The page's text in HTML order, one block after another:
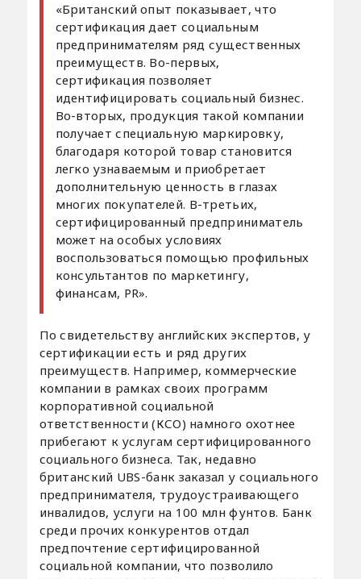
«Британский опыт показывает, что
сертификация дает социальным
предпринимателям ряд существенных
преимуществ. Во-первых,
сертификация позволяет
идентифицировать социальный бизнес.
Во-вторых, продукция такой компании
получает специальную маркировку,
благодаря которой товар становится
легко узнаваемым и приобретает
дополнительную ценность в глазах
многих покупателей. В-третьих,
сертифицированный предприниматель
может на особых условиях
воспользоваться помощью профильных
консультантов по маркетингу,
финансам, PR».
По свидетельству английских экспертов, у
сертификации есть и ряд других
преимуществ. Например, коммерческие
компании в рамках своих программ
корпоративной социальной
ответственности (КСО) намного охотнее
прибегают к услугам сертифицированного
социального бизнеса. Так, недавно
британский UBS-банк заказал у социального
предпринимателя, трудоустраивающего
инвалидов, услуги на 100 млн фунтов. Банк
среди прочих конкурентов отдал
предпочтение сертифицированной
социальной компании, что позволило